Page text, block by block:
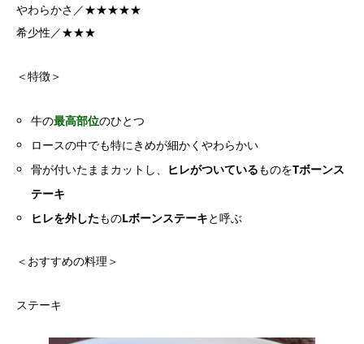
やわらかさ／★★★★★
希少性／★★★
＜特徴＞
牛の最高部位のひとつ
ロースの中でも特にきめが細かくやわらかい
骨が付いたままカットし、 ヒレがついているものをTボーンス
テーキ
ヒレを外したものLボーンステーキと呼ぶ
＜おすすめの料理＞
ステーキ